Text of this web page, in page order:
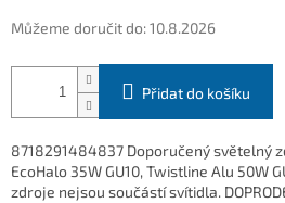
Můžeme doručit do:10.8.2026
Přidat do košíku
8718291484837 Doporučený světelný
EcoHalo 35W GU10, Twistline Alu 50W
zdroje nejsou součástí svítidla.